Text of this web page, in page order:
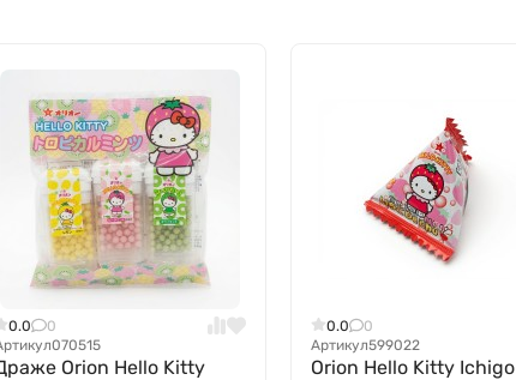
0.0
0
070515
Orion Hello Kitty
0.0
0
Артикул599022
Orion Hello Kitty Ichigo